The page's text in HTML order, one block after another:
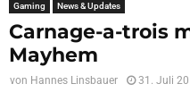
Gaming News & Updates
Carnage-a-trois
Mayhem
von Hannes Linsbauer 31. Juli